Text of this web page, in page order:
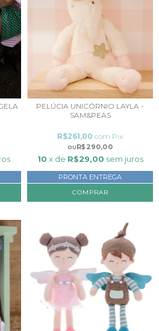
PELÚCIA UNICÓRNIO LAYLA -
SAM&PEAS
R$290,00
R$261,00 com Pix
10 x de R$29,00 sem juros
PRONTA ENTREGA